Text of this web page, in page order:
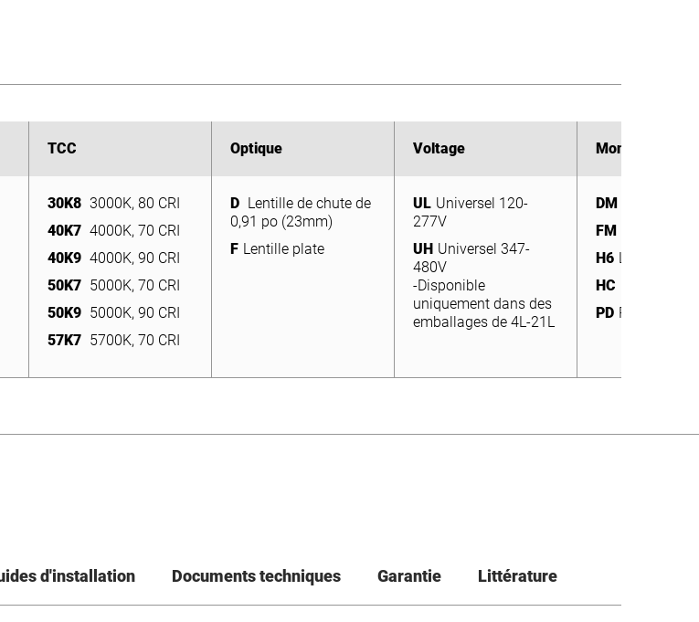
TCC Optique Voltage Montage
40K7 4000K, 70 CRI
40K9
4000K, 90 CRI
50K7
5000K, 70 CRI
50K9
5000K, 90 CRI
57K7 5700K, 70 CRI
0,91 po (23mm)
F Lentille plate
277V
UH Universel 347-
480V
-Disponible
uniquement dans des
emballages de 4L-21L
FM
H6
HC Crochet et
PD
TCC Optique Voltage Montage
30K8 3000K, 80 CRI
40K7 4000K, 70 CRI
40K9 4000K, 90 CRI
50K7 5000K, 70 CRI
50K9 5000K, 90 CRI
57K7 5700K, 70 CRI
D Lentille de chute de
0,91 po (23mm)
F Lentille plate
UL Universel 120-
277V
UH Universel 347-
480V
-Disponible
uniquement dans des
emballages de 4L-21L
DM
FM
H6 Lave-auto
HC
PD Pendentif
d'installation Documents techniques Garantie Littérature